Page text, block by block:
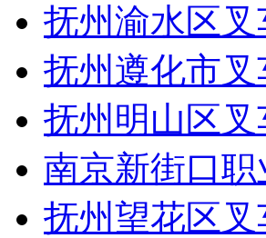
抚州渝水区叉
抚州遵化市叉
抚州明山区叉
南京新街口
抚州望花区叉